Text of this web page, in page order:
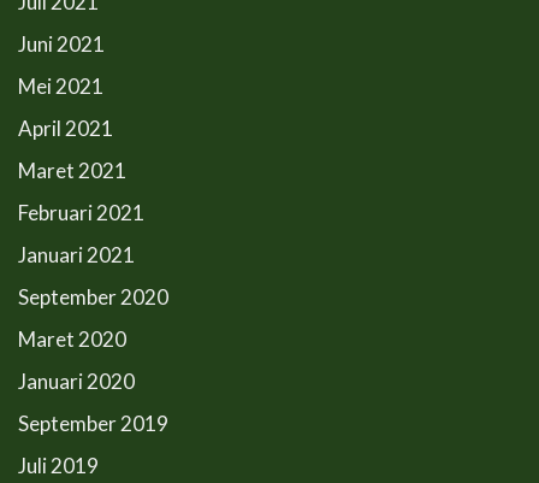
Juni 2021
Mei 2021
April 2021
Maret 2021
Februari 2021
Januari 2021
September 2020
Maret 2020
Januari 2020
September 2019
Juli 2019